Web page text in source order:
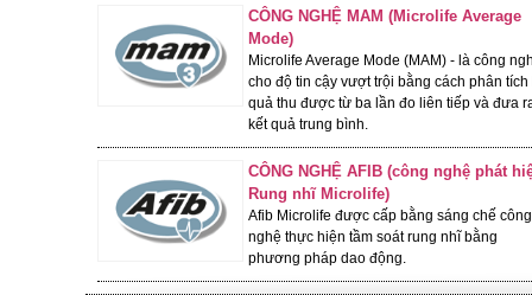
MÁY ĐO HUYẾT ÁP MICROLIFE
BP B3 AFIB ADVANCED DÒNG
CAO CẤP
1,750,000 đ Giỏ hàng
- 3%
CÔNG NGHỆ MAM (Microlife Average
Mode)
Microlife Average Mode (MAM) - là công
cho độ tin cậy vượt trội bằng cách phân tích
quả thu được từ ba lần đo liên tiếp và đưa
kết quả trung bình.
CÔNG NGHỆ AFIB (công nghệ phát
Rung nhĩ Microlife)
Afib Microlife được cấp bằng sáng chế công
nghệ thực hiện tầm soát rung nhĩ bằng
phương pháp dao động.